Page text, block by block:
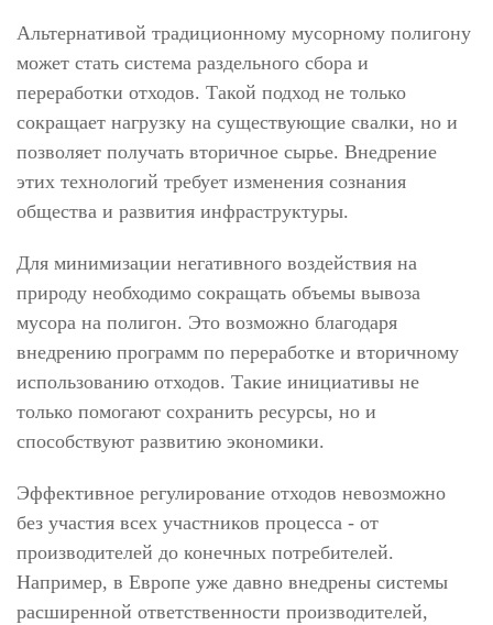
Альтернативой традиционному мусорному полигону
может стать система раздельного сбора и
переработки отходов. Такой подход не только
сокращает нагрузку на существующие свалки, но и
позволяет получать вторичное сырье. Внедрение
этих технологий требует изменения сознания
общества и развития инфраструктуры.
Для минимизации негативного воздействия на
природу необходимо сокращать объемы вывоза
мусора на полигон. Это возможно благодаря
внедрению программ по переработке и вторичному
использованию отходов. Такие инициативы не
только помогают сохранить ресурсы, но и
способствуют развитию экономики.
Эффективное регулирование отходов невозможно
без участия всех участников процесса - от
производителей до конечных потребителей.
Например, в Европе уже давно внедрены системы
расширенной ответственности производителей,